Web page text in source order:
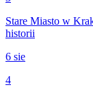
Stare Miasto w
historii
6 sie
4